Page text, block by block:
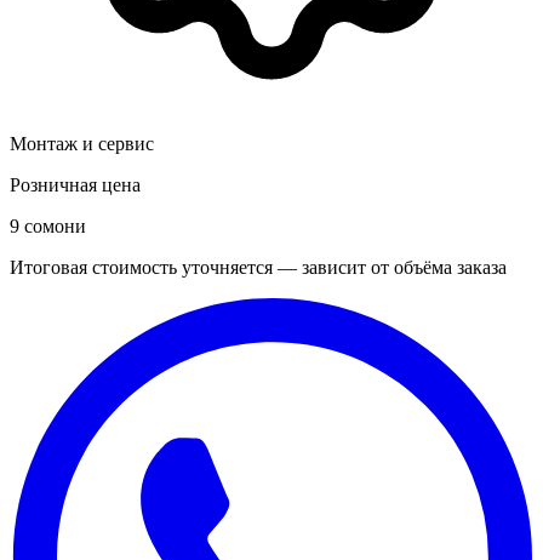
Монтаж и сервис
Розничная цена
9 сомони
Итоговая стоимость уточняется — зависит от объёма заказа